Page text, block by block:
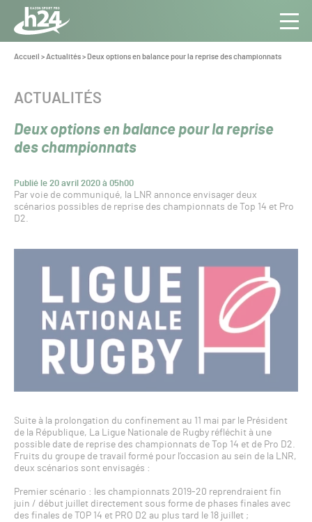
Panneau de gestion des cookies
Aller au contenu
Toute
l’info
Pro
Vous
Accueil >Actualités> Deux options en balance pour la reprise des championnats
Deux options en balance pour la reprise
des championnats
Publié le 20 avril 2020 à 05h00
CATÉGORIE :
ACTUALITÉS
Par voie de communiqué, la LNR annonce envisager deux
scénarios possibles de reprise des championnats de Top 14 et Pro
D2.
Suite à la prolongation du confinement au 11 mai par le Président
de la République, La Ligue Nationale de Rugby réfléchit à une
possible date de reprise des championnats de Top 14 et de Pro D2.
Fruits du groupe de travail formé pour l’occasion au sein de la LNR,
deux scénarios sont envisagés :
Premier scénario : les championnats 2019-20 reprendraient fin
juin / début juillet directement sous forme de phases finales avec
des finales de TOP 14 et PRO D2 au plus tard le 18 juillet ;